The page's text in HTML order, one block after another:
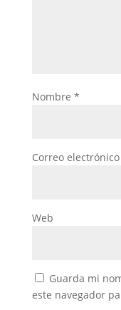
Nombre *
Correo electrónico
Web
Guarda mi
este navegador